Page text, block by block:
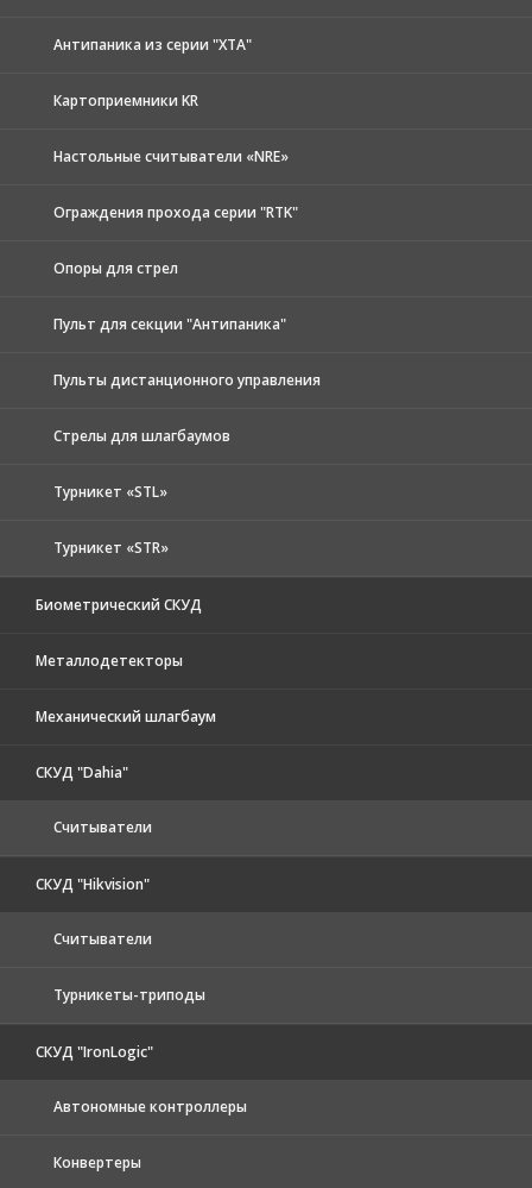
Антипаника из серии "XTA"
Картоприемники KR
Настольные считыватели «NRE»
Ограждения прохода серии "RTK"
Опоры для стрел
Пульт для секции "Антипаника"
Пульты дистанционного управления
Стрелы для шлагбаумов
Турникет «STL»
Турникет «STR»
Биометрический СКУД
Металлодетекторы
Механический шлагбаум
СКУД "Dahia"
Считыватели
СКУД "Hikvision"
Считыватели
Турникеты-триподы
СКУД "IronLogic"
Автономные контроллеры
Конвертеры